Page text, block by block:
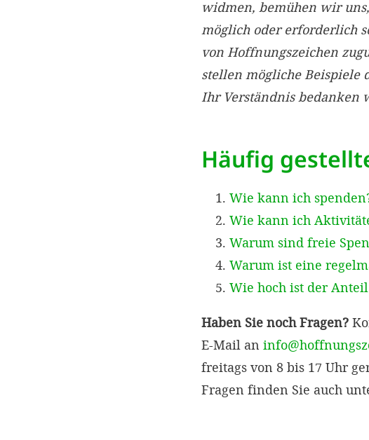
widmen, bemühen wir
möglich oder erforderlich
von Hoffnungszeichen
stellen mögliche Beispiele
Ihr Verständnis bedanken
Häufig
Wie kann ich
Wie kann ich
Warum sind freie
Warum ist eine
Wie hoch ist der
Haben Sie noch Fragen?
E-Mail an
freitags von 8 bis 17 Uhr
Fragen finden Sie auch